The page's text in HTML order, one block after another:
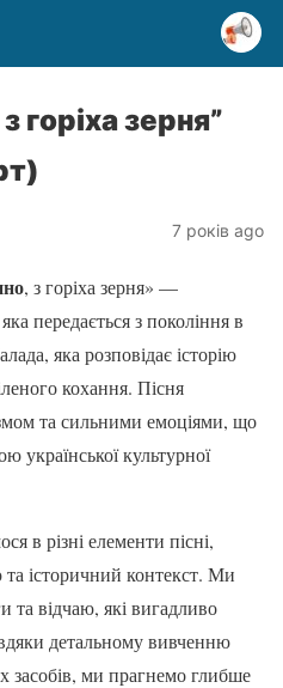
горіха зерня”
7 років ago
, з горіха зерня» —
передається з покоління в
яка розповідає історію
кохання. Пісня
та сильними емоціями, що
української культурної
в різні елементи пісні,
історичний контекст. Ми
та відчаю, які вигадливо
детальному вивченню
засобів, ми прагнемо глибше